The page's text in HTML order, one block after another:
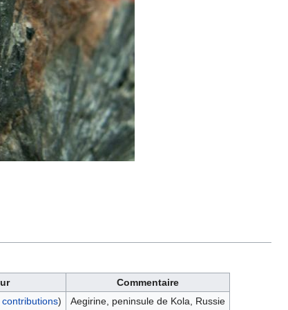
Commentaire
contributions) Aegirine, peninsule de Kola, Russie